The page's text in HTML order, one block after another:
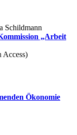
Schildmann
„Arbeit
Access)
Ökonomie